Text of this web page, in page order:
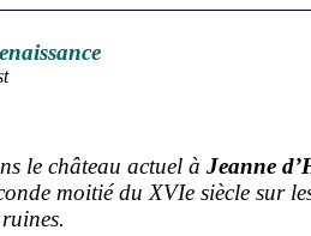
le château actuel à Jeanne
moitié du XVIe siècle sur